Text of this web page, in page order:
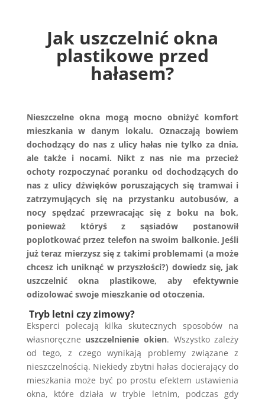
Jak uszczelnić okna
plastikowe przed
hałasem?
Nieszczelne okna mogą mocno obniżyć komfort
mieszkania w danym lokalu. Oznaczają bowiem
dochodzący do nas z ulicy hałas nie tylko za dnia,
ale także i nocami. Nikt z nas nie ma przecież
ochoty rozpoczynać poranku od dochodzących do
nas z ulicy dźwięków poruszających się tramwai i
zatrzymujących się na przystanku autobusów, a
nocy spędzać przewracając się z boku na bok,
ponieważ któryś z sąsiadów postanowił
poplotkować przez telefon na swoim balkonie. Jeśli
już teraz mierzysz się z takimi problemami (a może
chcesz ich uniknąć w przyszłości?) dowiedz się, jak
uszczelnić okna plastikowe, aby efektywnie
odizolować swoje mieszkanie od otoczenia.
Tryb letni czy zimowy?
Eksperci polecają kilka skutecznych sposobów na
własnoręczne uszczelnienie okien. Wszystko zależy
od tego, z czego wynikają problemy związane z
nieszczelnością. Niekiedy zbytni hałas docierający do
mieszkania może być po prostu efektem ustawienia
okna, które działa w trybie letnim, podczas gdy